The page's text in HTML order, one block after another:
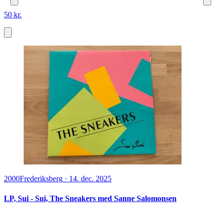
50 kr.
2000Frederiksberg · 14. dec. 2025
LP, Sui - Sui, The Sneakers med Sanne Salomonsen